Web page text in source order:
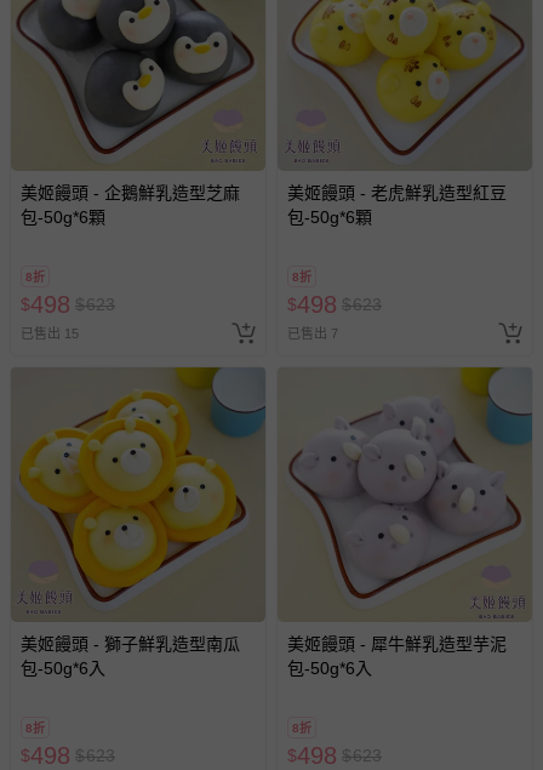
美姬饅頭 - 企鵝鮮乳造型芝麻
包-50g*6顆
8折
$498 $623
已售出 15
美姬饅頭 - 老虎鮮乳造型紅豆
包-50g*6顆
8折
$498 $623
已售出 7
美姬饅頭 - 獅子鮮乳造型南瓜
包-50g*6入
8折
$498 $623
美姬饅頭 - 犀牛鮮乳造型芋泥
包-50g*6入
8折
$498 $623